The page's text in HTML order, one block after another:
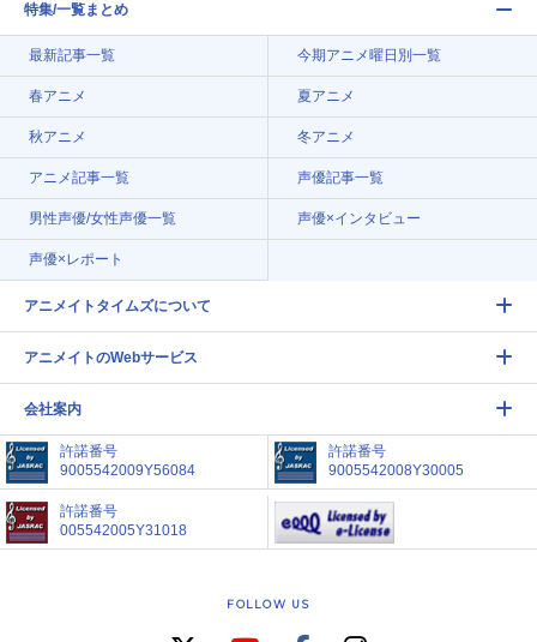
特集/一覧まとめ
最新記事一覧 今期アニメ曜日別一覧
春アニメ 夏アニメ
秋アニメ 冬アニメ
アニメ記事一覧 声優記事一覧
男性声優/女性声優一覧 声優×インタビュー
声優×レポート
アニメイトタイムズについて
アニメイトのWebサービス
会社案内
許諾番号
9005542009Y56084
許諾番号
9005542008Y30005
許諾番号
005542005Y31018
FOLLOW US